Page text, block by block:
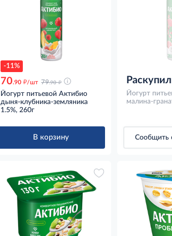
-11%
70.90 д/шт 79.90 д
Йогурт питьевой Актибио
дыня-клубника-земляника
1.5%, 260г
В корзину
Йогурт
малина-
Сообщить